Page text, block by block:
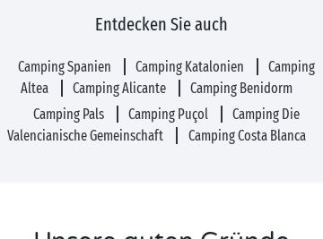
Entdecken Sie auch
Camping Spanien Camping Katalonien
Camping
Altea
Camping Alicante
Camping Benidorm
Camping Pals
Camping Puçol
Camping Die
Valencianische Gemeinschaft
Camping Costa Blanca